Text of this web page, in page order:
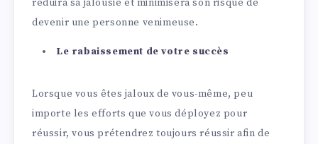
réduira sa jalousie et minimisera son risque de
devenir une personne venimeuse.
Le rabaissement de votre succès
Lorsque vous êtes jaloux de vous-même, peu
importe les efforts que vous déployez pour
réussir, vous prétendrez toujours réussir afin de